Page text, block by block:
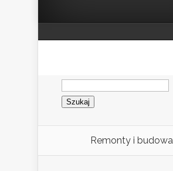
Szukaj:
Remonty i budowa